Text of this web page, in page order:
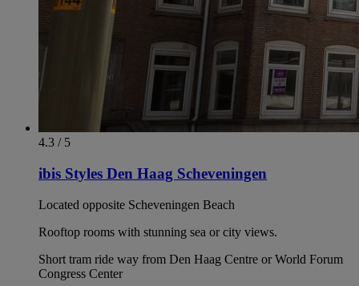
4.3 / 5
ibis Styles Den Haag Scheveningen
Located opposite Scheveningen Beach
Rooftop rooms with stunning sea or city views.
Short tram ride way from Den Haag Centre or World Forum
Congress Center